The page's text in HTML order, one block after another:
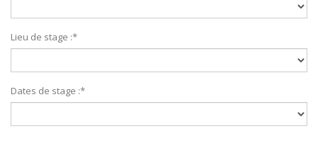
Lieu de stage :*
Dates de stage :*